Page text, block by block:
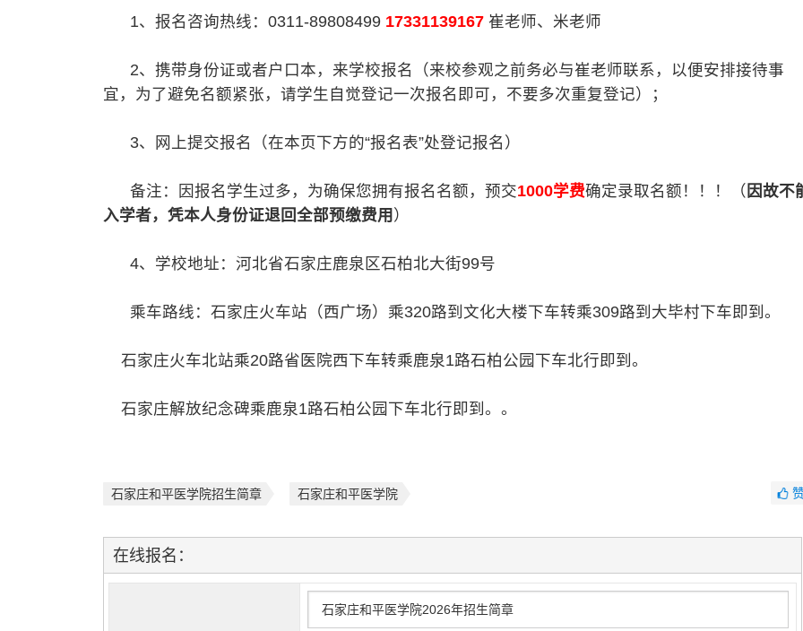
1、报名咨询热线：0311-89808499 17331139167 崔老师、米老师
2、携带身份证或者户口本，来学校报名（来校参观之前务必与崔老师联系，以便安排接待事
宜，为了避免名额紧张，请学生自觉登记一次报名即可，不要多次重复登记）；
3、网上提交报名（在本页下方的“报名表”处登记报名）
备注：因报名学生过多，为确保您拥有报名名额，预交1000学费确定录取名额！！！（ 因故不
入学者，凭本人身份证退回全部预缴费用 ）
4、学校地址：河北省石家庄鹿泉区石柏北大街99号
乘车路线：石家庄火车站（西广场）乘320路到文化大楼下车转乘309路到大毕村下车即到。
石家庄火车北站乘20路省医院西下车转乘鹿泉1路石柏公园下车北行即到。
石家庄解放纪念碑乘鹿泉1路石柏公园下车北行即到。。
石家庄和平医学院招生简章 石家庄和平医学院
在线报名：